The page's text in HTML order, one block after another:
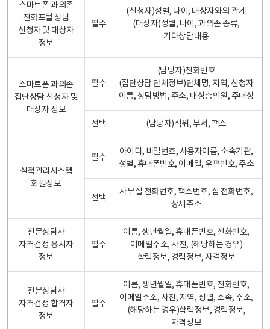
스마트폰 과의존
전화포털 상담
신청자 및 대상자
정보
필수
(신청자)성별, 나이, 대상자와의 관계
(대상자)성별, 나이, 과의존 종류,
기타상담내용
스마트폰 과의존
집단상담 신청자 및
대상자 정보
필수
(담당자)전화번호
(집단상담 단체정보)단체명, 지역, 신청자
이름, 상담방법, 주소, 대상총인원, 주대상
선택 (담당자)직위, 부서, 팩스
실적관리시스템
회원정보
필수
아이디, 비밀번호, 사용자이름, 소속기관,
성별, 휴대폰번호, 이메일, 우편번호, 주소
선택
사무실 전화번호, 팩스번호, 집 전화번호,
상세주소
전문상담사
자격검정 응시자
정보
필수
이름, 생년월일, 휴대폰번호, 전화번호,
이메일주소, 사진, (해당하는 경우)
학력정보, 경력정보, 자격정보
전문상담사
자격검정 합격자
정보
필수
이름, 생년월일, 휴대폰번호, 전화번호,
이메일주소, 사진, 지역, 성별, 소속, 주소,
(해당하는 경우)학력정보, 경력정보,
자격정보